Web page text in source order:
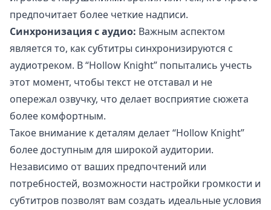
предпочитает более четкие надписи.
Синхронизация с аудио: Важным аспектом
является то, как субтитры синхронизируются с
аудиотреком. В “Hollow Knight” попытались учесть
этот момент, чтобы текст не отставал и не
опережал озвучку, что делает восприятие сюжета
более комфортным.
Такое внимание к деталям делает “Hollow Knight”
более доступным для широкой аудитории.
Независимо от ваших предпочтений или
потребностей, возможности настройки громкости и
субтитров позволят вам создать идеальные условия